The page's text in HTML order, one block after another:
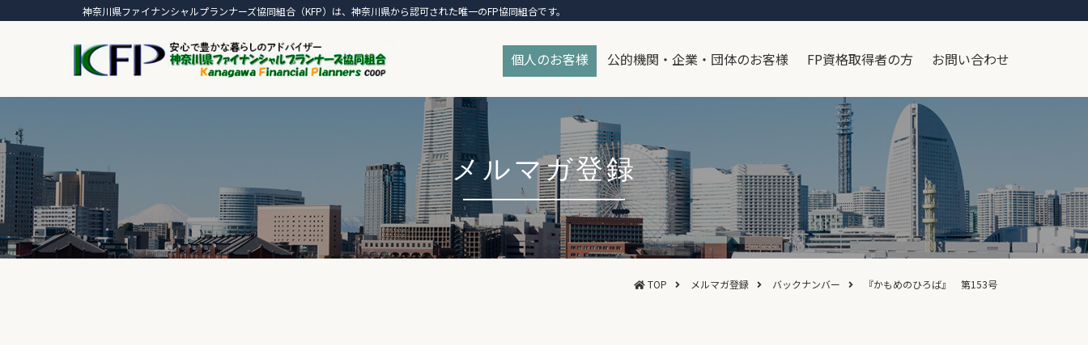
神奈川県ファイナンシャルプランナーズ協同組合（KFP）は、神奈川県から認可された唯一のFP協同組合です。
個人のお客様 公的機関・企業・団体のお客様 FP資格取得者の方 お問い合わせ
メルマガ登録
TOP メルマガ登録 バックナンバー 『かもめのひろば』 第153号